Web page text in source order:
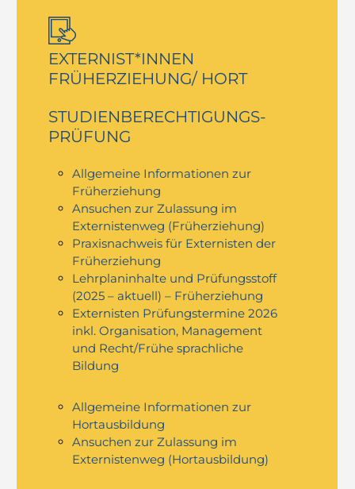
EXTERNIST*INNEN
FRÜHERZIEHUNG/ HORT
STUDIEN­BERECHTIGUNGS­
PRÜFUNG
Allgemeine Informationen zur
Früherziehung
Ansuchen zur Zulassung im
Externistenweg (Früherziehung)
Praxisnachweis für Externisten der
Früherziehung
Lehrplaninhalte und Prüfungsstoff
(2025 – aktuell) – Früherziehung
Externisten Prüfungstermine 2026
inkl. Organisation, Management
und Recht/Frühe sprachliche
Bildung
Allgemeine Informationen zur
Hortausbildung
Ansuchen zur Zulassung im
Externistenweg (Hortausbildung)